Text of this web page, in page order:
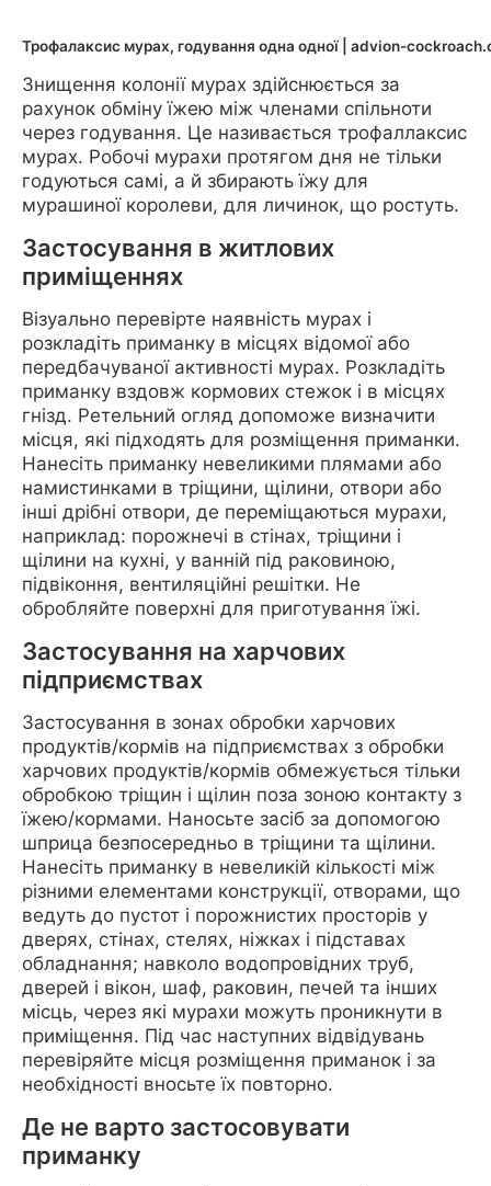
Трофалаксис мурах, годування одна одної | advion-
Знищення колонії мурах здійснюється за
рахунок обміну їжею між членами спільноти
через годування. Це називається трофаллаксис
мурах. Робочі мурахи протягом дня не тільки
годуються самі, а й збирають їжу для
мурашиної королеви, для личинок, що ростуть.
Застосування в житлових
приміщеннях
Візуально перевірте наявність мурах і
розкладіть приманку в місцях відомої або
передбачуваної активності мурах. Розкладіть
приманку вздовж кормових стежок і в місцях
гнізд. Ретельний огляд допоможе визначити
місця, які підходять для розміщення приманки.
Нанесіть приманку невеликими плямами або
намистинками в тріщини, щілини, отвори або
інші дрібні отвори, де переміщаються мурахи,
наприклад: порожнечі в стінах, тріщини і
щілини на кухні, у ванній під раковиною,
підвіконня, вентиляційні решітки. Не
обробляйте поверхні для приготування їжі.
Застосування на харчових
підприємствах
Застосування в зонах обробки харчових
продуктів/кормів на підприємствах з обробки
харчових продуктів/кормів обмежується тільки
обробкою тріщин і щілин поза зоною контакту з
їжею/кормами. Наносьте засіб за допомогою
шприца безпосередньо в тріщини та щілини.
Нанесіть приманку в невеликій кількості між
різними елементами конструкції, отворами, що
ведуть до пустот і порожнистих просторів у
дверях, стінах, стелях, ніжках і підставах
обладнання; навколо водопровідних труб,
дверей і вікон, шаф, раковин, печей та інших
місць, через які мурахи можуть проникнути в
приміщення. Під час наступних відвідувань
перевіряйте місця розміщення приманок і за
необхідності вносьте їх повторно.
Де не варто застосовувати
приманку